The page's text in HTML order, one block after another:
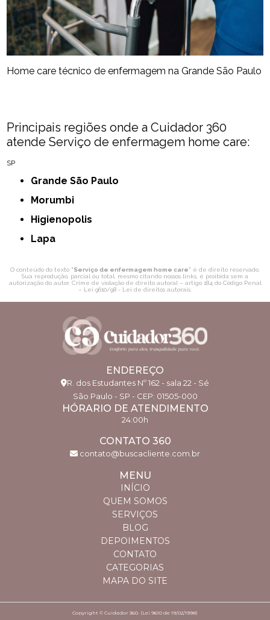
Home care técnico de enfermagem na Grande São Paulo
Principais regiões onde a Cuidador 360
atende Serviço de enfermagem home care:
SP
Grande São Paulo
Morumbi
Higienopolis
Lapa
O conteúdo do texto "Serviço de enfermagem home care" é de direito reservado.
Sua reprodução, parcial ou total, mesmo citando nossos links, é proibida sem a
autorização do autor. Crime de violação de direito autoral – artigo 184 do Código Penal
– Lei 9610/98 - Lei de direitos autorais
ENDEREÇO
R. dos Estudantes Nº 162 - sala 22 - Sé
São Paulo - SP - CEP: 01505-000
HÓRARIO DE ATENDIMENTO
24:00h
CONTATO 360
contato@buscacliente.com.br
MENU
INÍCIO
QUEM SOMOS
SERVIÇOS
BLOG
DEPOIMENTOS
CONTATO
CATEGORIAS
MAPA DO SITE
Copyright © Cuidador 360. (Lei 9610 de 19/02/1998)